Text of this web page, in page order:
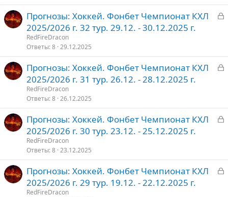
тЗ
т
Прогнозы: Хоккей. Фонбет Чемпионат КХЛ
2025/2026 г. 32 тур. 29.12. - 30.12.2025 г.
RedFireDracon
Ответы 8 29.12.2025
З
т
Прогнозы: Хоккей. Фонбет Чемпионат КХЛ
2025/2026 г. 31 тур. 26.12. - 28.12.2025 г.
RedFireDracon
Ответы 8 26.12.2025
З
т
Прогнозы: Хоккей. Фонбет Чемпионат КХЛ
2025/2026 г. 30 тур. 23.12. - 25.12.2025 г.
RedFireDracon
Ответы 8 23.12.2025
З
Прогнозы: Хоккей. Фонбет Чемпионат КХЛ
2025/2026 г. 29 тур. 19.12. - 22.12.2025 г.
RedFireDracon